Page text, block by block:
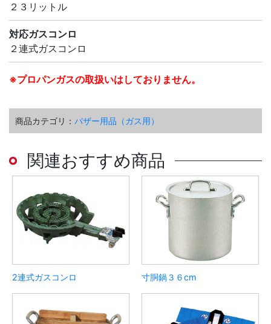
２３リットル
対応ガスコンロ
２連式ガスコンロ
※プロパンガスの取扱いはしておりません。
商品カテゴリ： バザー用品（ガス用）
関連おすすめ商品
2連式ガスコンロ 寸胴鍋３６cm